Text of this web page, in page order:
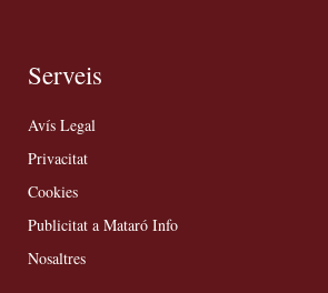
Serveis
Avís Legal
Privacitat
Cookies
Publicitat a Mataró Info
Nosaltres